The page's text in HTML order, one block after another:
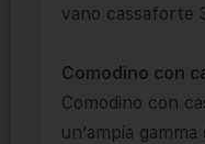
vano cassaforte
Comodino con
Comodino con
un’ampia